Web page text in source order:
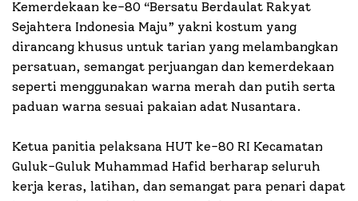
Kemerdekaan ke-80 “Bersatu Berdaulat Rakyat
Sejahtera Indonesia Maju” yakni kostum yang
dirancang khusus untuk tarian yang melambangkan
persatuan, semangat perjuangan dan kemerdekaan
seperti menggunakan warna merah dan putih serta
paduan warna sesuai pakaian adat Nusantara.
Ketua panitia pelaksana HUT ke-80 RI Kecamatan
Guluk-Guluk Muhammad Hafid berharap seluruh
kerja keras, latihan, dan semangat para penari dapat